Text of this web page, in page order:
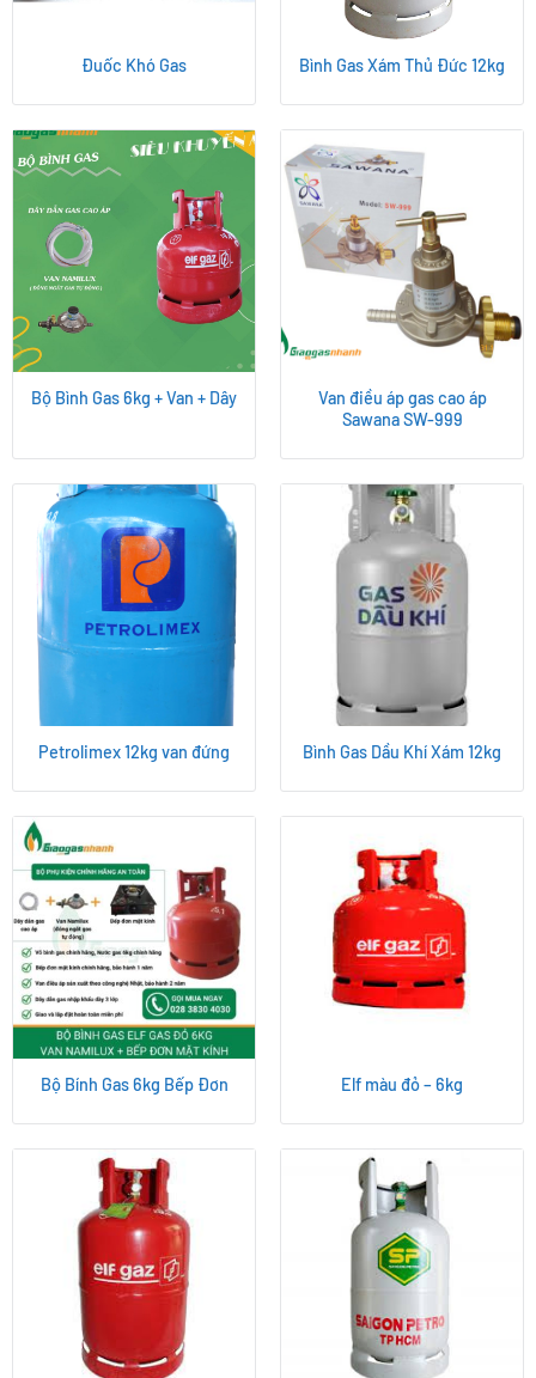
Đuốc Khó Gas Bình Gas Xám Thủ Đức 12kg
Bộ Bình Gas 6kg + Van + Dây
Van điều áp gas cao áp
Sawana SW-999
Petrolimex 12kg van đứng Bình Gas Dầu Khí Xám 12kg
Bộ Bính Gas 6kg Bếp Đơn Elf màu đỏ – 6kg